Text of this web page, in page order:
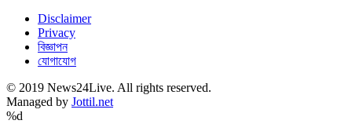
Disclaimer
Privacy
বিজ্ঞাপন
যোগাযোগ
© 2019 News24Live. All rights reserved.
Managed by Jottil.net
%d